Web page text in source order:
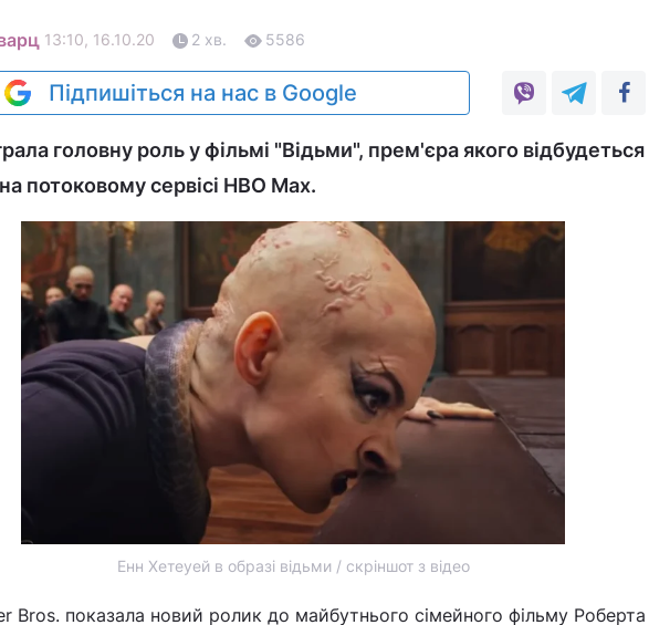
13:10, 16.10.20 2 хв. 5586
Підпишіться на нас в Google
головну роль у фільмі "Відьми", прем'єра якого
потоковому сервісі HBO Max.
Енн Хетеуей в образі відьми / скріншот з відео
Bros. показала новий ролик до майбутнього сімейного фільму Роберта